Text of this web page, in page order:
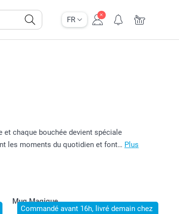
FR
et chaque bouchée devient spéciale
les moments du quotidien et font… Plus
Commandé avant 16h, livré demain chez
Mug Magique